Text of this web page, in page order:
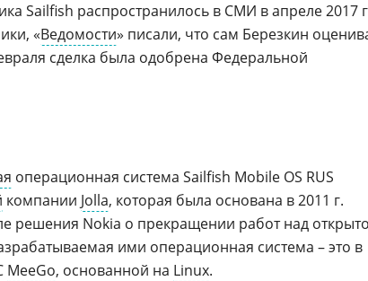
Sailfish распространилось в СМИ в апреле 2017
«Ведомости» писали, что сам Березкин
сделка была одобрена Федеральной
операционная система Sailfish Mobile OS RUS
компании Jolla, которая была основана в 2011 г.
решения Nokia о прекращении работ над
ими операционная система – это в
MeeGo, основанной на Linux.